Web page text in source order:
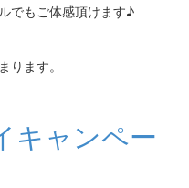
でもご体感頂けます♪
ます。
キャンペー